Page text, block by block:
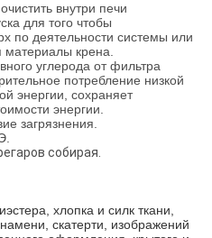
внутри печи
для того чтобы
по деятельности системы или
материалы крена.
углерода от фильтра
потребление низкой
энергии, сохраняет
энергии.
загрязнения.
собирая.
хлопка и силк ткани,
скатерти, изображений